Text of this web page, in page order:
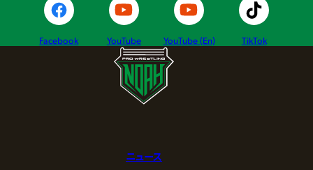
Facebook YouTube YouTube (En) TikTok
ニュース